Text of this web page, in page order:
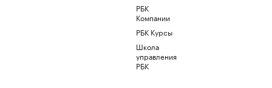
РБК
Компании
РБК Курсы
Школа
управления
РБК